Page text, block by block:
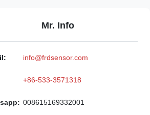
Mr. Info
info@frdsensor.com
+86-533-3571318
008615169332001